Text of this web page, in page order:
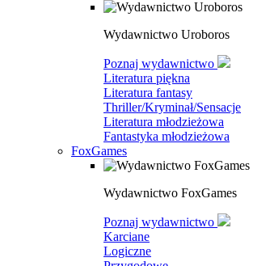
Wydawnictwo Uroboros
Poznaj wydawnictwo
Literatura piękna
Literatura fantasy
Thriller/Kryminał/Sensacje
Literatura młodzieżowa
Fantastyka młodzieżowa
FoxGames
Wydawnictwo FoxGames
Poznaj wydawnictwo
Karciane
Logiczne